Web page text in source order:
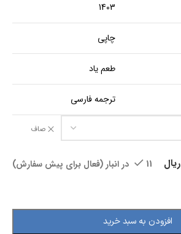
1403
چاپی
طعم یاد
ترجمه فارسی
صاف
ریال 11 در انبار (فعال برای پیش سفارش)
افزودن به سبد خرید